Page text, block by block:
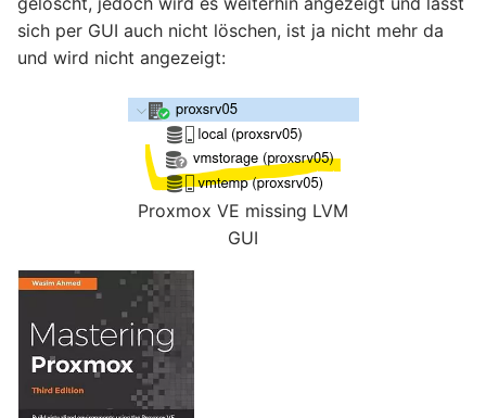
sich per GUI auch nicht löschen, ist ja nicht mehr da
und wird nicht angezeigt:
Proxmox VE missing LVM
GUI